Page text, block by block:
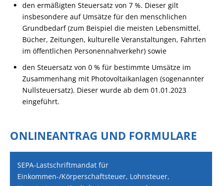
den ermäßigten Steuersatz von 7 %. Dieser gilt
insbesondere auf Umsätze für den menschlichen
Grundbedarf (zum Beispiel die meisten Lebensmittel,
Bücher, Zeitungen, kulturelle Veranstaltungen, Fahrten
im öffentlichen Personennahverkehr) sowie
den Steuersatz von 0 % für bestimmte Umsätze im
Zusammenhang mit Photovoltaikanlagen (sogenannter
Nullsteuersatz). Dieser wurde ab dem 01.01.2023
eingeführt.
ONLINEANTRAG UND FORMULARE
SEPA-Lastschriftmandat für
Einkommen-/Körperschaftsteuer, Lohnsteuer,